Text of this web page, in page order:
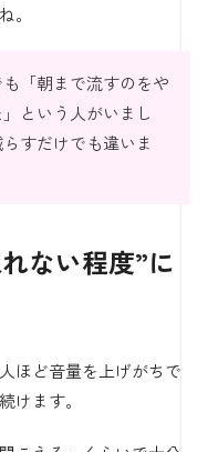
。
「朝まで流すのをや
という人がいまし
すだけでも違いま
ない程度”に
ほど音量を上げがちで
けます。